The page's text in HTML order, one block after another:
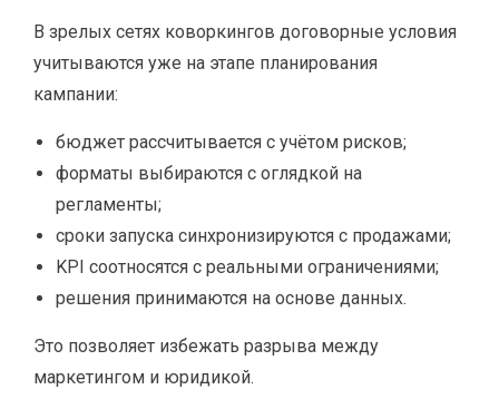
В зрелых сетях коворкингов договорные условия
учитываются уже на этапе планирования
кампании:
бюджет рассчитывается с учётом рисков;
форматы выбираются с оглядкой на
регламенты;
сроки запуска синхронизируются с продажами;
KPI соотносятся с реальными ограничениями;
решения принимаются на основе данных.
Это позволяет избежать разрыва между
маркетингом и юридикой.